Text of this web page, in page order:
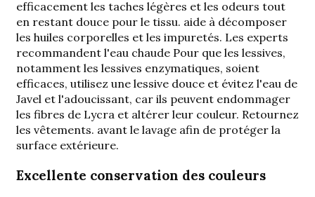
efficacement les taches légères et les odeurs tout
en restant douce pour le tissu. aide à décomposer
les huiles corporelles et les impuretés. Les experts
recommandent l'eau chaudePour que les lessives,
notamment les lessives enzymatiques, soient
efficaces, utilisez une lessive douce et évitez l'eau de
Javel et l'adoucissant, car ils peuvent endommager
les fibres de Lycra et altérer leur couleur. Retournez
les vêtements. avant le lavage afin de protéger la
surface extérieure.
Excellente conservation des couleurs